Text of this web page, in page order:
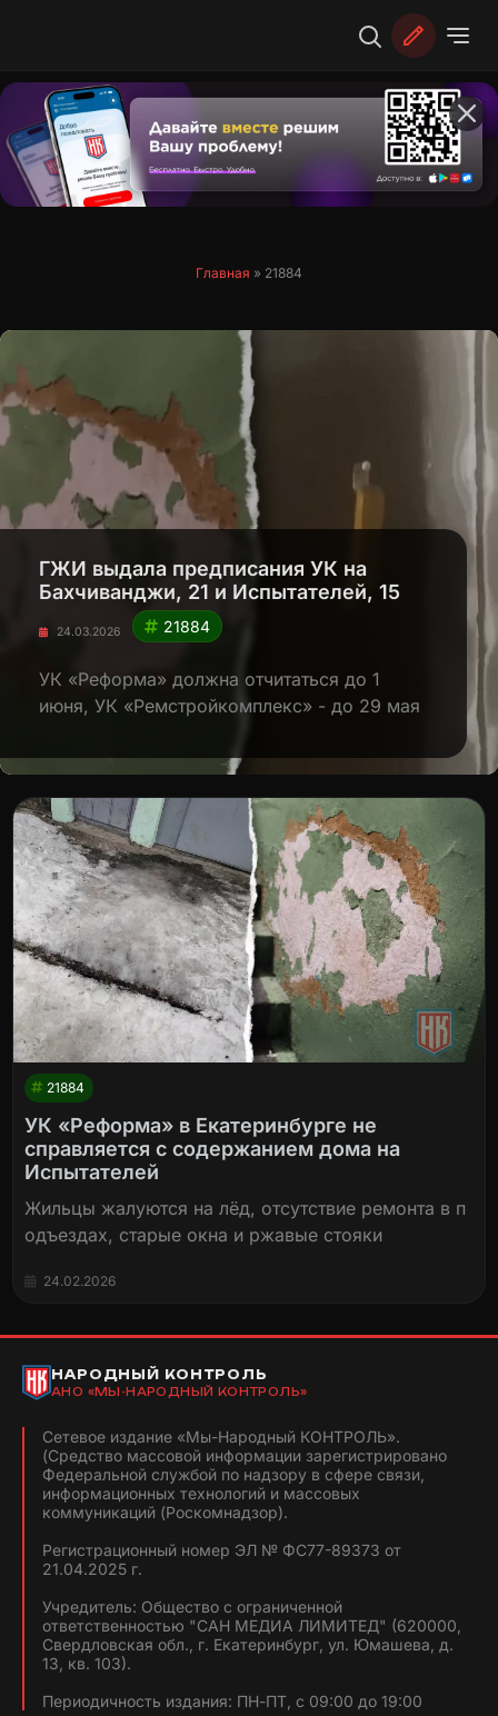
Главная » 21884
ГЖИ выдала предписания УК на
Бахчиванджи, 21 и Испытателей, 15
24.03.2026 21884
УК «Реформа» должна отчитаться до 1
июня, УК «Ремстройкомплекс» - до 29 мая
21884
УК «Реформа» в Екатеринбурге не
справляется с содержанием дома на
Испытателей
Жильцы жалуются на лёд, отсутствие ремонта в п
одъездах, старые окна и ржавые стояки
24.02.2026
НАРОДНЫЙ КОНТРОЛЬ
АНО «МЫ-НАРОДНЫЙ КОНТРОЛЬ»
Сетевое издание «Мы-Народный КОНТРОЛЬ».
(Средство массовой информации зарегистрировано
Федеральной службой по надзору в сфере связи,
информационных технологий и массовых
коммуникаций (Роскомнадзор).
Регистрационный номер ЭЛ № ФС77-89373 от
21.04.2025 г.
Учредитель: Общество с ограниченной
ответственностью "САН МЕДИА ЛИМИТЕД" (620000,
Свердловская обл., г. Екатеринбург, ул. Юмашева, д.
13, кв. 103).
Периодичность издания: ПН-ПТ, с 09:00 до 19:00